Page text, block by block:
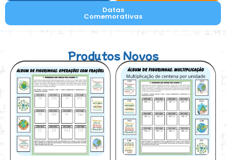
Datas
Comemorativas
Produtos Novos